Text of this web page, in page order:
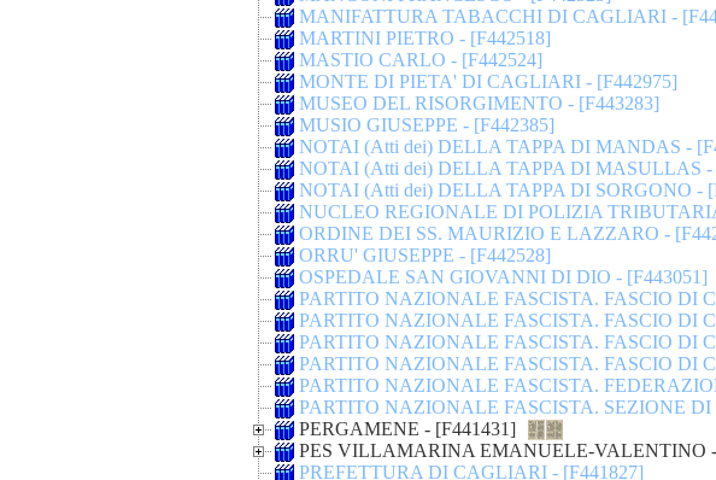
MANIFATTURA TABACCHI DI CAGLIARI -
MARTINI PIETRO - [F442518]
MASTIO CARLO - [F442524]
MONTE DI PIETA' DI CAGLIARI - [F442975]
MUSEO DEL RISORGIMENTO - [F443283]
MUSIO GIUSEPPE - [F442385]
NOTAI (Atti dei) DELLA TAPPA DI MANDAS -
NOTAI (Atti dei) DELLA TAPPA DI MASULLAS -
NOTAI (Atti dei) DELLA TAPPA DI SORGONO -
NUCLEO REGIONALE DI POLIZIA
ORDINE DEI SS. MAURIZIO E LAZZARO -
ORRU' GIUSEPPE - [F442528]
OSPEDALE SAN GIOVANNI DI DIO - [F443051]
PARTITO NAZIONALE FASCISTA. FASCIO DI
PARTITO NAZIONALE FASCISTA. FASCIO DI
PARTITO NAZIONALE FASCISTA. FASCIO DI
PARTITO NAZIONALE FASCISTA. FASCIO
PARTITO NAZIONALE FASCISTA.
PARTITO NAZIONALE FASCISTA. SEZIONE DI
PERGAMENE - [F441431]
PES VILLAMARINA EMANUELE-VALENTINO -
PREFETTURA DI CAGLIARI - [F441827]